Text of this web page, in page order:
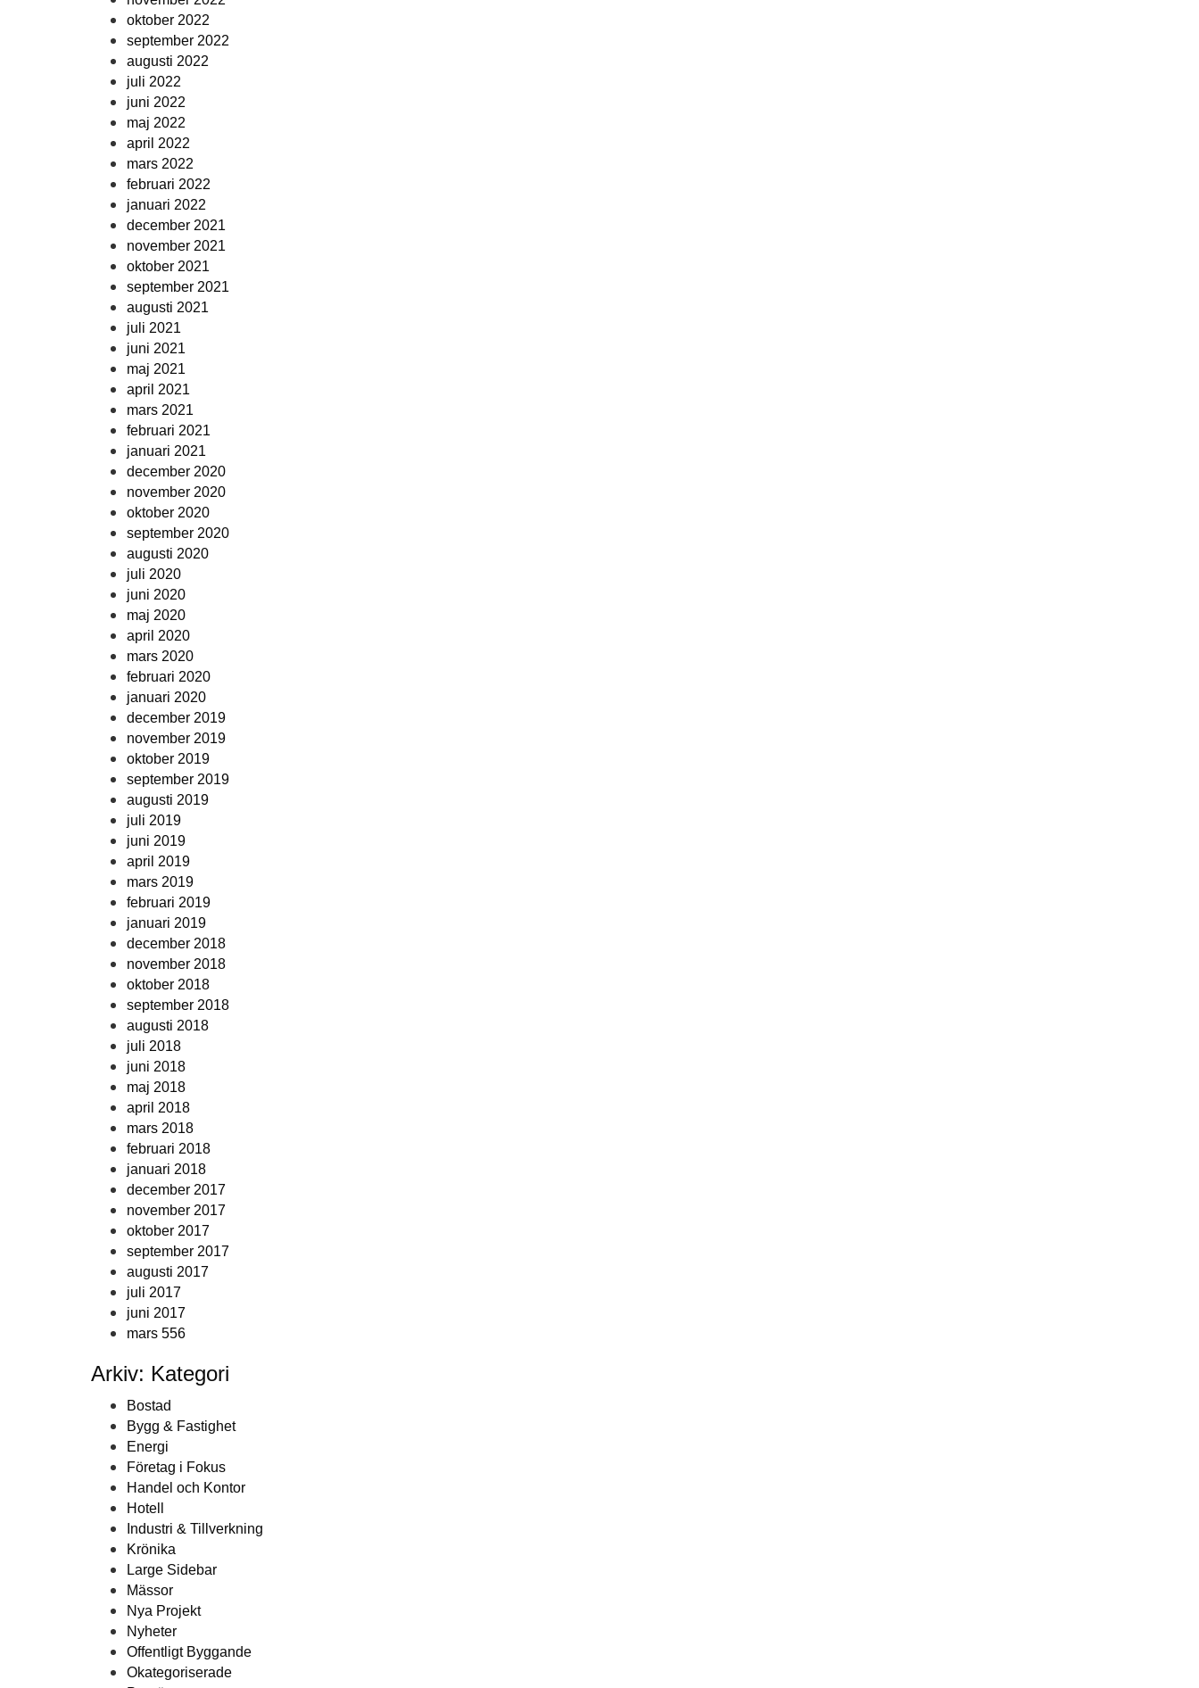
oktober 2022
september 2022
augusti 2022
juli 2022
juni 2022
maj 2022
april 2022
mars 2022
februari 2022
januari 2022
december 2021
november 2021
oktober 2021
september 2021
augusti 2021
juli 2021
juni 2021
maj 2021
april 2021
mars 2021
februari 2021
januari 2021
december 2020
november 2020
oktober 2020
september 2020
augusti 2020
juli 2020
juni 2020
maj 2020
april 2020
mars 2020
februari 2020
januari 2020
december 2019
november 2019
oktober 2019
september 2019
augusti 2019
juli 2019
juni 2019
april 2019
mars 2019
februari 2019
januari 2019
december 2018
november 2018
oktober 2018
september 2018
augusti 2018
juli 2018
juni 2018
maj 2018
april 2018
mars 2018
februari 2018
januari 2018
december 2017
november 2017
oktober 2017
september 2017
augusti 2017
juli 2017
juni 2017
mars 556
Arkiv: Kategori
Bostad
Bygg & Fastighet
Energi
Företag i Fokus
Handel och Kontor
Hotell
Industri & Tillverkning
Krönika
Large Sidebar
Mässor
Nya Projekt
Nyheter
Offentligt Byggande
Okategoriserade